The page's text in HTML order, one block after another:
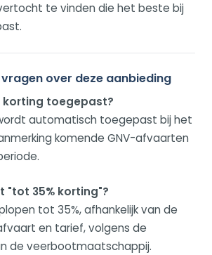
te vinden die het beste bij
vragen over deze aanbieding
korting toegepast?
automatisch toegepast bij het
komende GNV-afvaarten
"tot 35% korting"?
tot 35%, afhankelijk van de
en tarief, volgens de
de veerbootmaatschappij.